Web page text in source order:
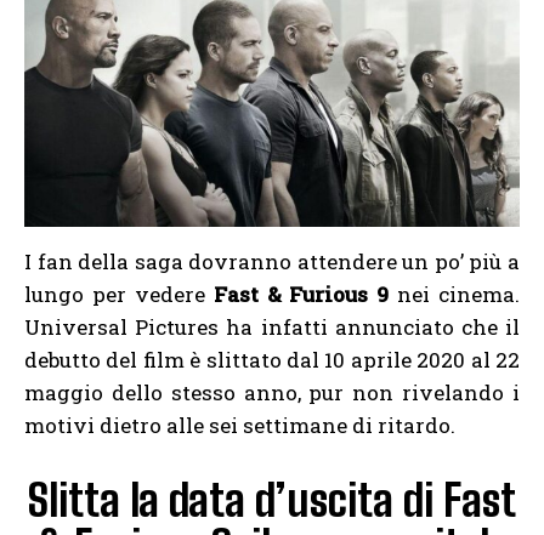
I fan della saga dovranno attendere un po’ più a
lungo per vedere Fast & Furious 9 nei cinema.
Universal Pictures ha infatti annunciato che il
debutto del film è slittato dal 10 aprile 2020 al 22
maggio dello stesso anno, pur non rivelando i
motivi dietro alle sei settimane di ritardo.
Slitta la data d’uscita di Fast